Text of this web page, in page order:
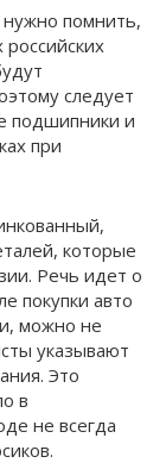
нужно помнить,
российских
следует
подшипники и
при
которые
Речь идет о
покупки авто
можно не
указывают
Это
в
не всегда